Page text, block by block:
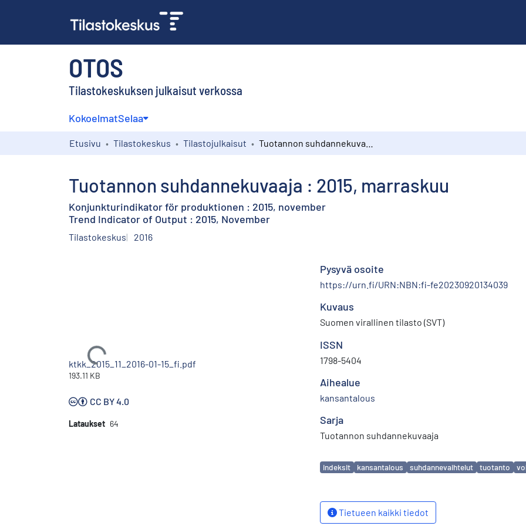
OTOS
Tilastokeskuksen julkaisut verkossa
KokoelmatSelaa
Etusivu Tilastokeskus Tilastojulkaisut
Tuotannon suhdannekuvaaja : 2015, marraskuu
Konjunkturindikator för produktionen : 2015, november
Trend Indicator of Output : 2015, November
Tilastokeskus 2016
Ladataan...
ktkk_2015_11_2016-01-15_fi.pdf
193.11 KB
CC BY 4.0
Lataukset 64
Pysyvä osoite
https://urn.fi/URN:NBN:fi-fe20230920134039
Kuvaus
Suomen virallinen tilasto (SVT)
ISSN
1798-5404
Aihealue
kansantalous
Sarja
Tuotannon suhdannekuvaaja
Avainsanat
indeksit kansantalous suhdannevaihtelut tuotanto
Tietueen kaikki tiedot